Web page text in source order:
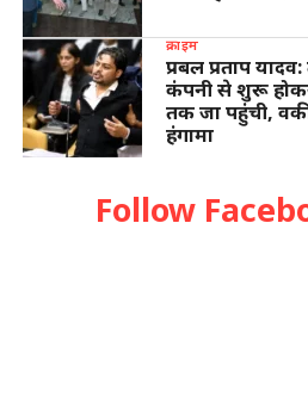
क्राइम
प्रबल प्रताप
कंपनी से शुरू होकर
तक जा पहुंची,
हंगामा
Follow